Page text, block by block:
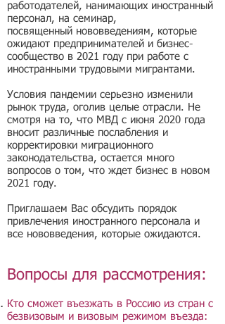
работодателей, нанимающих иностранный
персонал, на семинар,
посвященный нововведениям, которые
ожидают предпринимателей и бизнес-
сообщество в 2021 году при работе с
иностранными трудовыми мигрантами.
Условия пандемии серьезно изменили
рынок труда, оголив целые отрасли. Не
смотря на то, что МВД с июня 2020 года
вносит различные послабления и
корректировки миграционного
законодательства, остается много
вопросов о том, что ждет бизнес в новом
2021 году.
Приглашаем Вас обсудить порядок
привлечения иностранного персонала и
все нововведения, которые ожидаются.
Вопросы для рассмотрения:
Кто сможет въезжать в Россию из стран с
безвизовым и визовым режимом въезда: